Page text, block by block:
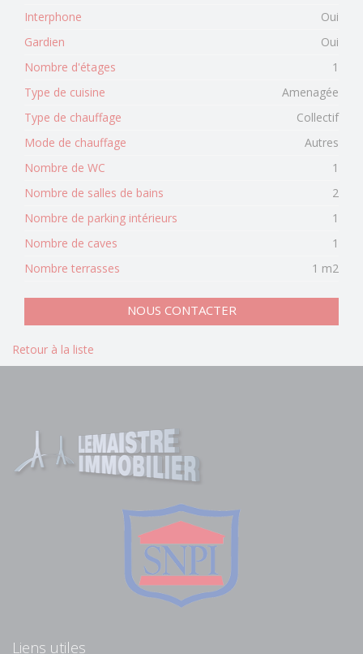
Interphone
Oui
Gardien
Oui
Nombre d'étages
1
Type de cuisine
Amenagée
Type de chauffage
Collectif
Mode de chauffage
Autres
Nombre de WC
1
Nombre de salles de bains
2
Nombre de parking intérieurs
1
Nombre de caves
1
Nombre terrasses
1 m2
NOUS CONTACTER
Retour à la liste
Liens utiles